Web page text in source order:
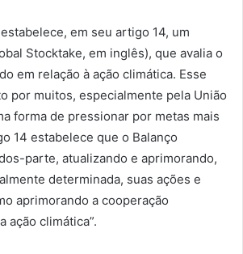
em seu artigo 14, um
Stocktake, em inglês), que avalia o
em relação à ação climática. Esse
por muitos, especialmente pela União
forma de pressionar por metas mais
14 estabelece que o Balanço
parte, atualizando e aprimorando,
determinada, suas ações e
aprimorando a cooperação
ação climática”.